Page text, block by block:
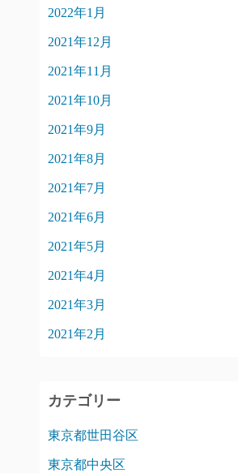
2022年1月
2021年12月
2021年11月
2021年10月
2021年9月
2021年8月
2021年7月
2021年6月
2021年5月
2021年4月
2021年3月
2021年2月
カテゴリー
東京都世田谷区
東京都中央区